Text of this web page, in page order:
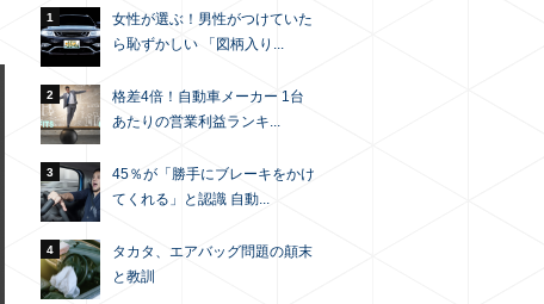
1
女性が選ぶ！男性がつけていた
ら恥ずかしい 「図柄入り...
2
格差4倍！自動車メーカー 1台
あたりの営業利益ランキ...
3
45％が「勝手にブレーキをかけ
てくれる」と認識 自動...
4
タカタ、エアバッグ問題の顛末
と教訓